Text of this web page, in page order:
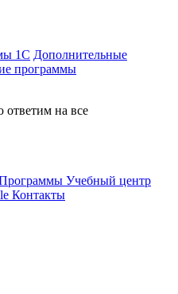
1С Дополнительные
программы
на все
Учебный центр
Контакты